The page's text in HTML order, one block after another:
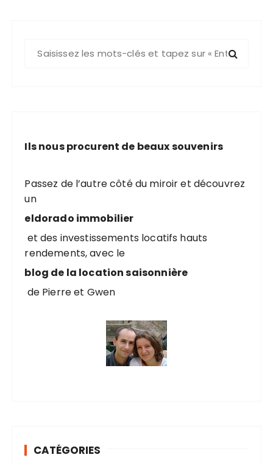
h
p
o
u
:
Ils nous procurent de beaux souvenirs
Passez de l’autre côté du miroir et découvrez
un
eldorado immobilier
et des investissements locatifs hauts
rendements, avec le
blog de la location saisonnière
de Pierre et Gwen
CATÉGORIES